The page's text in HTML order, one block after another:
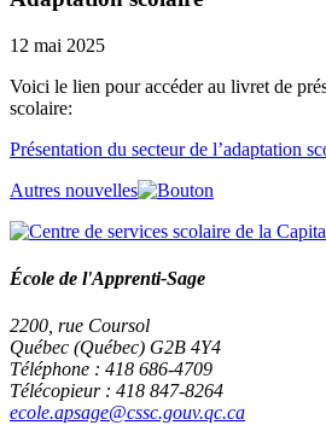
12 mai 2025
Voici le lien pour accéder au livret de
scolaire:
Présentation du secteur de l’adaptation
Autres nouvelles
École de l'Apprenti-Sage
2200, rue Coursol
Québec (Québec) G2B 4Y4
Téléphone : 418 686-4709
Télécopieur : 418 847-8264
ecole.apsage@cssc.gouv.qc.ca